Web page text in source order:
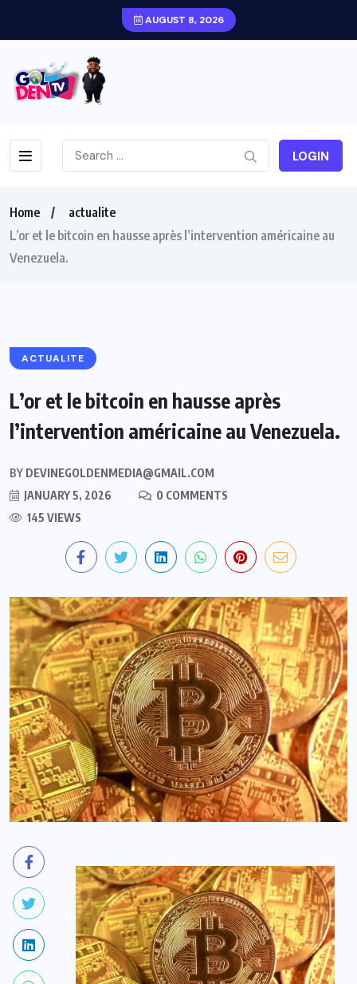
AUGUST 8, 2026
LOGIN
Home
actualite
L’or et le bitcoin en hausse après l’intervention américaine au
Venezuela.
ACTUALITE
L’or et le bitcoin en hausse après
l’intervention américaine au Venezuela.
BY DEVINEGOLDENMEDIA@GMAIL.COM
JANUARY 5, 2026
0 COMMENTS
145 VIEWS